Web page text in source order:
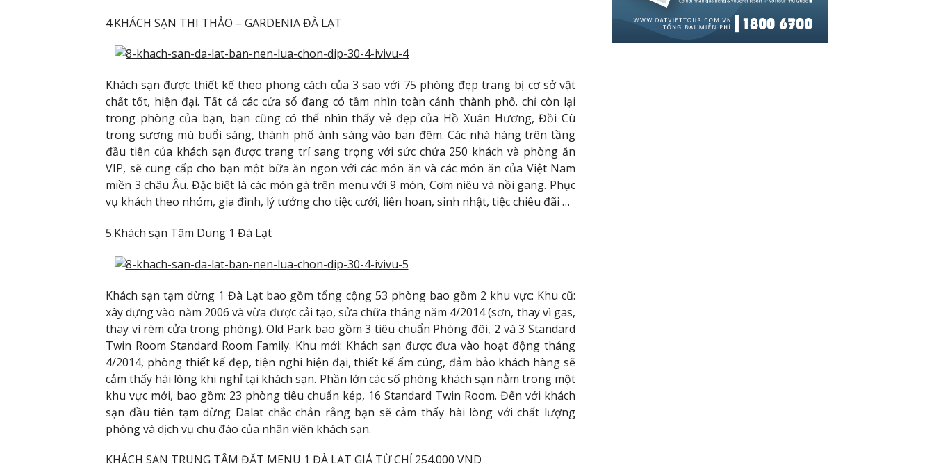
4.KHÁCH SẠN THI THẢO – GARDENIA ĐÀ LẠT
Khách sạn được thiết kế theo phong cách của 3 sao với 75 phòng đẹp trang bị cơ sở vật
chất tốt, hiện đại. Tất cả các cửa sổ đang có tầm nhìn toàn cảnh thành phố. chỉ còn lại
trong phòng của bạn, bạn cũng có thể nhìn thấy vẻ đẹp của Hồ Xuân Hương, Đồi Cù
trong sương mù buổi sáng, thành phố ánh sáng vào ban đêm. Các nhà hàng trên tầng
đầu tiên của khách sạn được trang trí sang trọng với sức chứa 250 khách và phòng ăn
VIP, sẽ cung cấp cho bạn một bữa ăn ngon với các món ăn và các món ăn của Việt Nam
miền 3 châu Âu. Đặc biệt là các món gà trên menu với 9 món, Cơm niêu và nồi gang. Phục
vụ khách theo nhóm, gia đình, lý tưởng cho tiệc cưới, liên hoan, sinh nhật, tiệc chiêu đãi …
5.Khách sạn Tâm Dung 1 Đà Lạt
Khách sạn tạm dừng 1 Đà Lạt bao gồm tổng cộng 53 phòng bao gồm 2 khu vực: Khu cũ:
xây dựng vào năm 2006 và vừa được cải tạo, sửa chữa tháng năm 4/2014 (sơn, thay vì gas,
thay vì rèm cửa trong phòng). Old Park bao gồm 3 tiêu chuẩn Phòng đôi, 2 và 3 Standard
Twin Room Standard Room Family. Khu mới: Khách sạn được đưa vào hoạt động tháng
4/2014, phòng thiết kế đẹp, tiện nghi hiện đại, thiết kế ấm cúng, đảm bảo khách hàng sẽ
cảm thấy hài lòng khi nghỉ tại khách sạn. Phần lớn các số phòng khách sạn nằm trong một
khu vực mới, bao gồm: 23 phòng tiêu chuẩn kép, 16 Standard Twin Room. Đến với khách
sạn đầu tiên tạm dừng Dalat chắc chắn rằng bạn sẽ cảm thấy hài lòng với chất lượng
phòng và dịch vụ chu đáo của nhân viên khách sạn.
KHÁCH SẠN TRUNG TÂM ĐẶT MENU 1 ĐÀ LẠT GIÁ TỪ CHỈ 254.000 VND